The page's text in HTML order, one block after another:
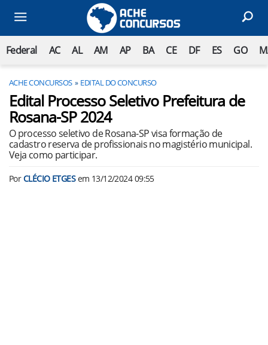
Federal AC AL AM AP BA CE DF ES GO
ACHE CONCURSOS EDITAL DO CONCURSO
Edital Processo Seletivo Prefeitura de
Rosana-SP 2024
O processo seletivo de Rosana-SP visa formação de
cadastro reserva de profissionais no magistério municipal.
Veja como participar.
PorCLÉCIO ETGESem 13/12/2024 09:55